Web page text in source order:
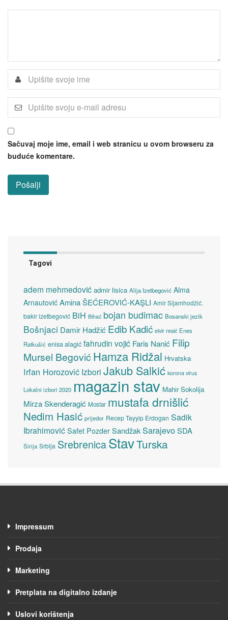
Sačuvaj moje ime, email i web stranicu u ovom browseru za
buduće komentare.
Tagovi
adem mehmedović admir lisica Alija Izetbegović Alma
Arnautović Amina ŠEĆEROVIĆ-KAŞLI Amir Sijamhodžić.
bakir izetbegović BiH Bihać bojan budimac Bosanski jezik
Bošnjaci Damir Hadžić Edib Kadić elvir resić Enes
Ratkušić enisa alagić fahrudin vojić Faris Nanić Filip
Mursel Begović Hamza Ridžal Hrvatska
Irfan Horozović Izbori Jakub Salkić korona virus
Lokalni izbori 2020 magazin stav Mahir Sokolija
Mirza Skenderagić Mostar mustafa drnišlić
Nedim Hasić prijedor Recep Tayyip Erdogan Sadik
Ibrahimović Safet Pozder SandžakSarajevoSDA
Sirija Srbija SrebrenicaStavTurska
Impressum
Prodaja
Marketing
Pretplata na digitalno izdanje
Uslovi korištenja